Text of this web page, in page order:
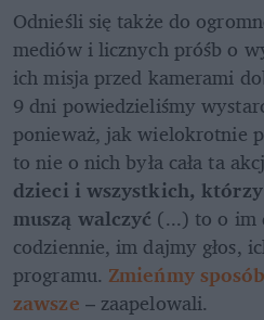
Odnieśli się także do
mediów i licznych próśb o
ich misja przed kamerami
9 dni powiedzieliśmy
ponieważ, jak wielokrotnie
to nie o nich była cała ta
dzieci i wszystkich,
muszą walczyć (...) to o im
codziennie, im dajmy głos,
programu. Zmieńmy
zawsze – zaapelowali.